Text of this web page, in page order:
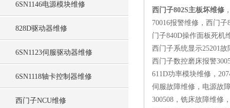
6SN1146电源模块维修
828D驱动器维修
6SN1123伺服驱动器维修
6SN1118轴卡控制器维修
西门子NCU维修
西门子802S主板坏维修
70016报警维修，西门
门子840D操作面板死机
西门子系统显示25201
西门子数控磨床报警
611D功率模块维修，
伺服故障维修，电源故
300508，铣床故障维修